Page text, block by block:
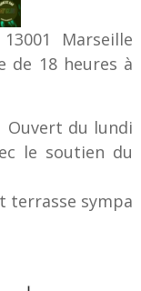
Marseille
de 18 heures à
du lundi
le soutien du
terrasse sympa